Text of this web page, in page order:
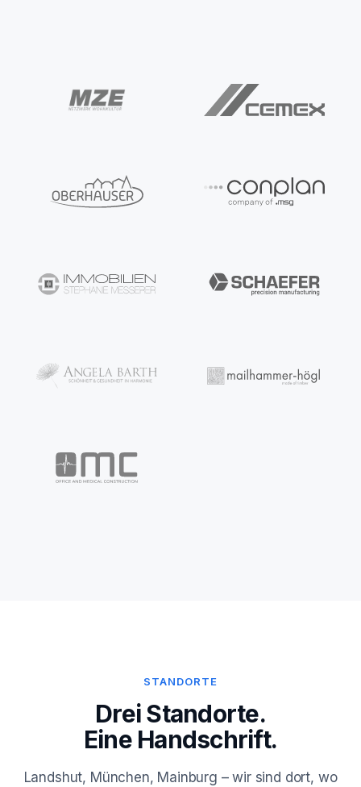
STANDORTE
Drei Standorte.
Eine Handschrift.
Landshut, München, Mainburg – wir sind dort, wo